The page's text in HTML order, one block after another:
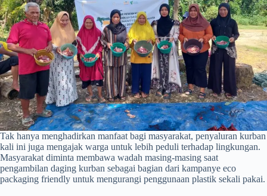
Tak hanya menghadirkan manfaat bagi masyarakat, penyaluran kurban
kali ini juga mengajak warga untuk lebih peduli terhadap lingkungan.
Masyarakat diminta membawa wadah masing-masing saat
pengambilan daging kurban sebagai bagian dari kampanye eco
packaging friendly untuk mengurangi penggunaan plastik sekali pakai.